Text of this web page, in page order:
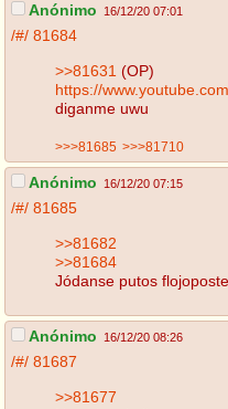
Anónimo 16/12/20 07:01
/#/ 81684
>>81631 (OP)
https://
diganme uwu
>>>81685 >>>81710
Anónimo 16/12/20 07:15
/#/ 81685
>>81682
>>81684
Jódanse putos
Anónimo 16/12/20 08:26
/#/ 81687
>>81677